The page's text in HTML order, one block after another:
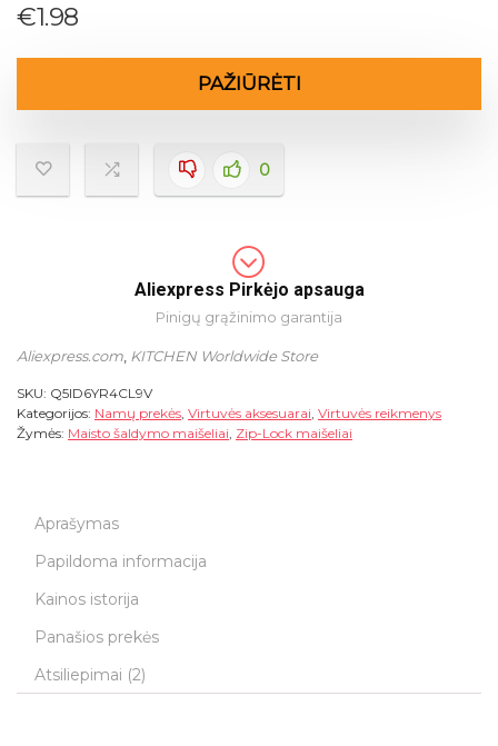
€1.98
PAŽIŪRĖTI
0
Aliexpress Pirkėjo apsauga
Pinigų grąžinimo garantija
Aliexpress.com KITCHEN Worldwide Store
SKU: Q5ID6YR4CL9V
Kategorijos: Namų prekės, Virtuvės aksesuarai, Virtuvės reikmenys
Žymės: Maisto šaldymo maišeliai, Zip-Lock maišeliai
Aprašymas
Papildoma informacija
Kainos istorija
Panašios prekės
Atsiliepimai (2)